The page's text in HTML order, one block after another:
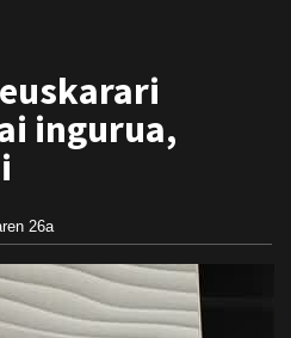
ingurua,
26a